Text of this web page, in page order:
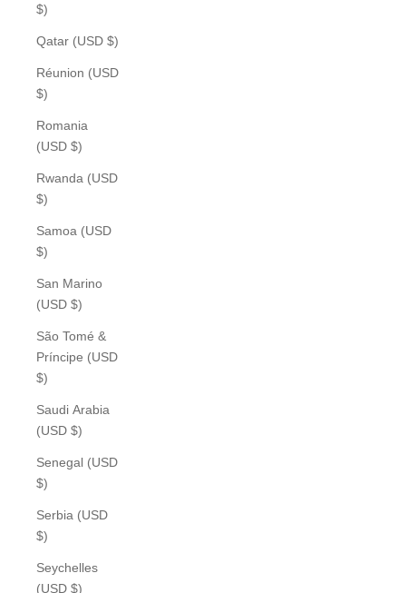
$)
Qatar (USD $)
Réunion (USD
$)
Romania
(USD $)
Rwanda (USD
$)
Samoa (USD
$)
San Marino
(USD $)
São Tomé &
Príncipe (USD
$)
Saudi Arabia
(USD $)
Senegal (USD
$)
Serbia (USD
$)
Seychelles
(USD $)